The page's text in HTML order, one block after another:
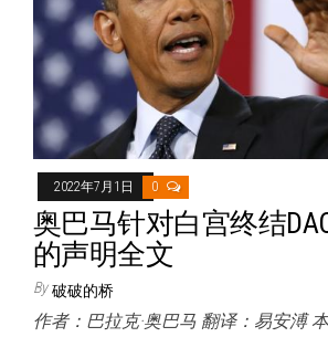
2022年7月1日 0
奥巴马针对白宫终结
的声明全文
By 破破的桥
作者：巴拉克·奥巴马 翻译：易安溥